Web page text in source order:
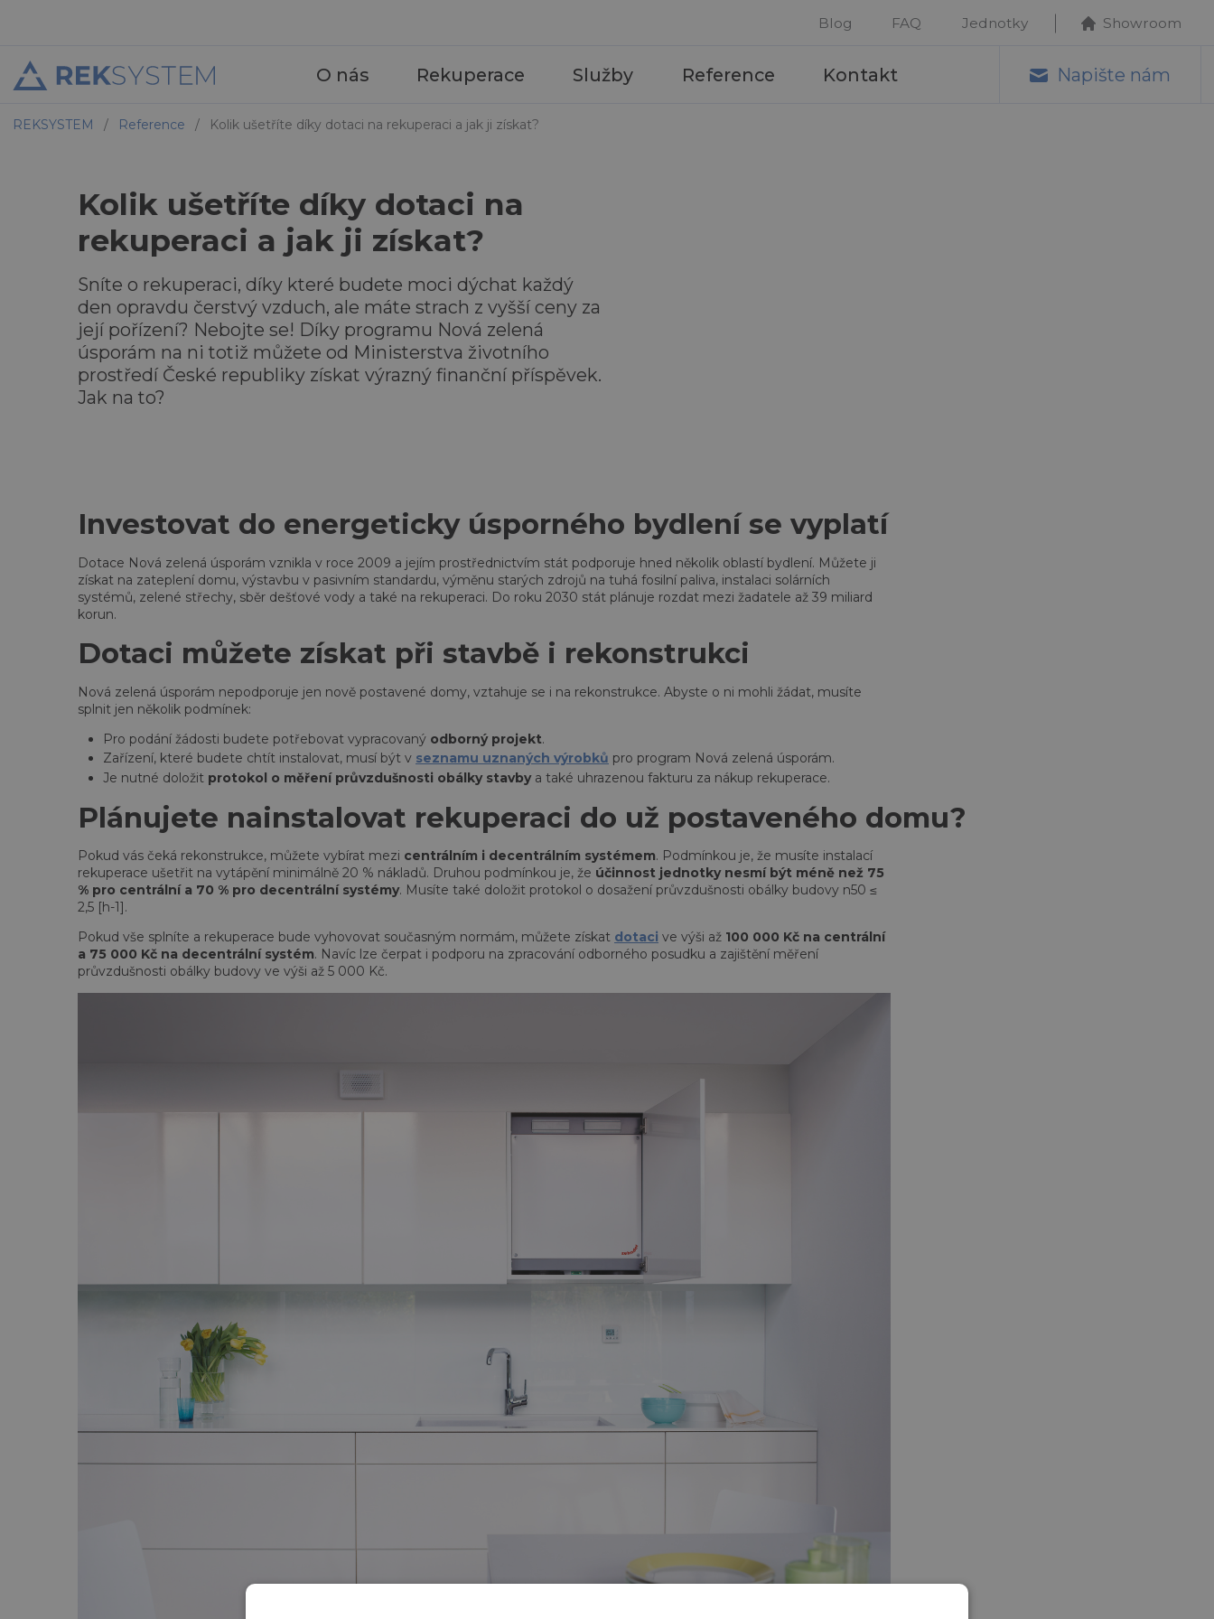
Blog FAQ Jednotky Showroom
O nás Rekuperace Služby Reference Kontakt Napište nám
REKSYSTEM / Reference / Kolik ušetříte díky dotaci na rekuperaci a jak ji získat?
Kolik ušetříte díky dotaci na
rekuperaci a jak ji získat?
Sníte o rekuperaci, díky které budete moci dýchat každý
den opravdu čerstvý vzduch, ale máte strach z vyšší ceny za
její pořízení? Nebojte se! Díky programu Nová zelená
úsporám na ni totiž můžete od Ministerstva životního
prostředí České republiky získat výrazný finanční příspěvek.
Jak na to?
Investovat do energeticky úsporného bydlení se vyplatí
Dotace Nová zelená úsporám vznikla v roce 2009 a jejím prostřednictvím stát podporuje hned několik oblastí bydlení. Můžete ji
získat na zateplení domu, výstavbu v pasivním standardu, výměnu starých zdrojů na tuhá fosilní paliva, instalaci solárních
systémů, zelené střechy, sběr dešťové vody a také na rekuperaci. Do roku 2030 stát plánuje rozdat mezi žadatele až 39 miliard
korun.
Dotaci můžete získat při stavbě i rekonstrukci
Nová zelená úsporám nepodporuje jen nově postavené domy, vztahuje se i na rekonstrukce. Abyste o ni mohli žádat, musíte
splnit jen několik podmínek:
Pro podání žádosti budete potřebovat vypracovaný odborný projekt.
Zařízení, které budete chtít instalovat, musí být v seznamu uznaných výrobků pro program Nová zelená úsporám.
Je nutné doložit protokol o měření průvzdušnosti obálky stavbya také uhrazenou fakturu za nákup rekuperace.
Plánujete nainstalovat rekuperaci do už postaveného domu?
Pokud vás čeká rekonstrukce, můžete vybírat mezi centrálním i decentrálním systémem. Podmínkou je, že musíte instalací
rekuperace ušetřit na vytápění minimálně 20 % nákladů. Druhou podmínkou je, že účinnost jednotky nesmí být méně než 75
% pro centrální a 70 % pro decentrální systémy. Musíte také doložit protokol o dosažení průvzdušnosti obálky budovy n50 ≤
2,5 [h-1].
Pokud vše splníte a rekuperace bude vyhovovat současným normám, můžete získat dotaci ve výši až 100 000 Kč na centrální
a 75 000 Kč na decentrální systém. Navíc lze čerpat i podporu na zpracování odborného posudku a zajištění měření
průvzdušnosti obálky budovy ve výši až 5 000 Kč.